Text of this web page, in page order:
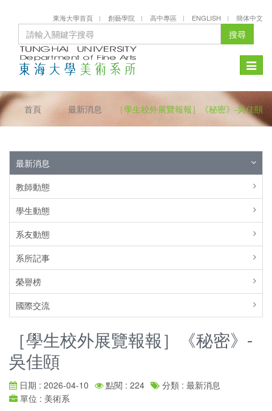
東海大學首頁 創藝學院 高中專區 ENGLISH 簡体中文
搜尋
Toggle
首頁 最新消息 ［學生校外展覽報報］《秘密》-吳佳頤
最新消息
教師動態
學生動態
系友動態
系所記事
榮譽榜
國際交流
［學生校外展覽報報］《秘密》-
吳佳頤
日期 : 2026-04-10 點閱 : 224
分類 : 最新消息
單位 : 美術系